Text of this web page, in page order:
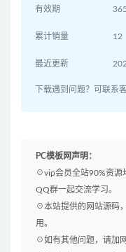
有效期
累计销量 12
最近更新
下载遇到问题？可联系
PC模板网声明：
☉vip会员全站90%资源
QQ群一起交流学习。
☉本站提供的网站源码
用。
☉如有其他问题，请加